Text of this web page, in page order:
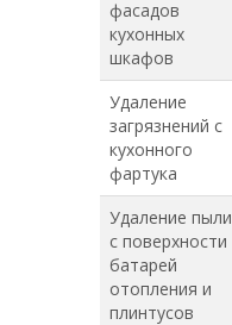
фасадов
кухонных
шкафов
Удаление
загрязнений с
кухонного
фартука
Удаление пыли
с поверхности
батарей
отопления и
плинтусов